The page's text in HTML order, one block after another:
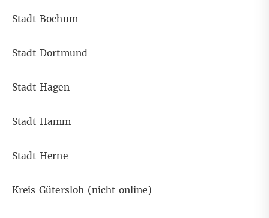
Stadt Bochum
Stadt Dortmund
Stadt Hagen
Stadt Hamm
Stadt Herne
Kreis Gütersloh (nicht online)